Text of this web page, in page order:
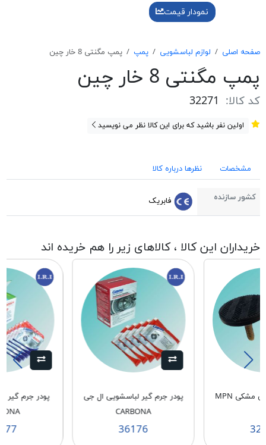
نمودار قیمت
صفحه اصلی لوازم لباسشویی پمپ پمپ مگنتی 8 خار چین
پمپ مگنتی 8 خار چین
کد کالا: 32271
اولین نفر باشید که برای این کالا نظر می نویسید
مشخصات نظرها درباره کالا
کشور سازنده فابریک
خریداران این کالا ، کالاهای زیر را هم خریده اند
پایه دنده ریز پهن مشکی MPN
پودر جرم گیر لباسشویی ال جی
CARBONA
36176
پودر جرم گیر